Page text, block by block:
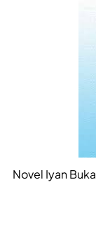
Novel Iyan